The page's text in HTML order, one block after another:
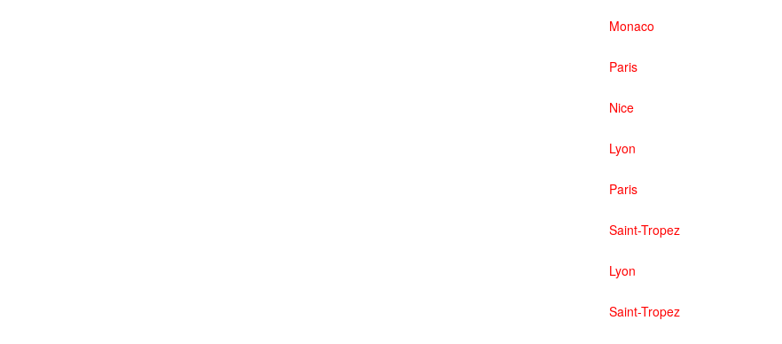
Monaco
Paris
Nice
Lyon
Paris
Saint-Tropez
Lyon
Saint-Tropez